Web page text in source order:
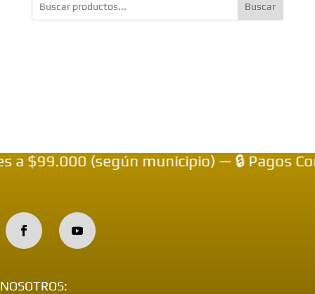
Buscar
a $99.000 (según municipio) — 🔒 Pagos
NOSOTROS: